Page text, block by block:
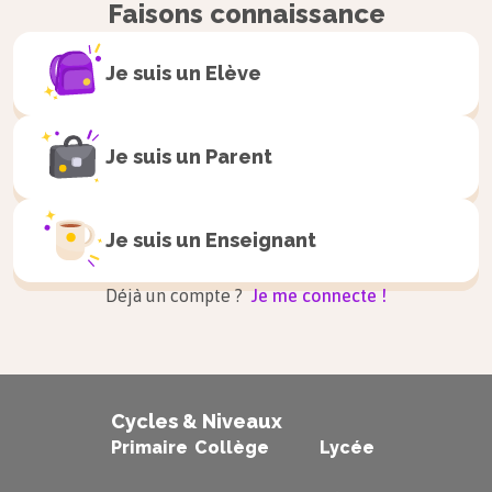
ou n’interagissent qu’avec
négligeable devant la
distance qui les sépare.
Un gaz parfait est un gaz dont les
Faisons connaissance
Je suis un Elève
Je suis un Parent
Je suis un Enseignant
Déjà un compte ? Je me connecte !
Cycles & Niveaux
Primaire Collège Lycée